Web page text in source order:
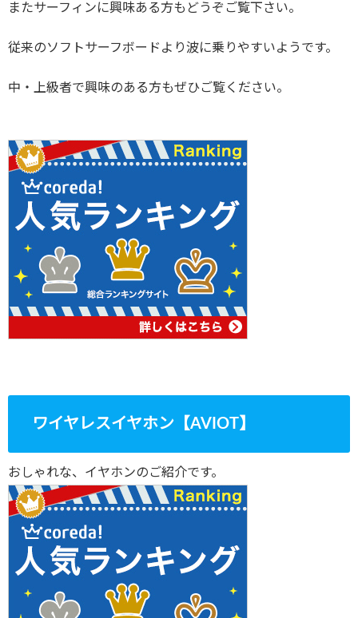
またサーフィンに興味ある方もどうぞご覧下さい。
従来のソフトサーフボードより波に乗りやすいようです。
中・上級者で興味のある方もぜひご覧ください。
ワイヤレスイヤホン【AVIOT】
おしゃれな、イヤホンのご紹介です。